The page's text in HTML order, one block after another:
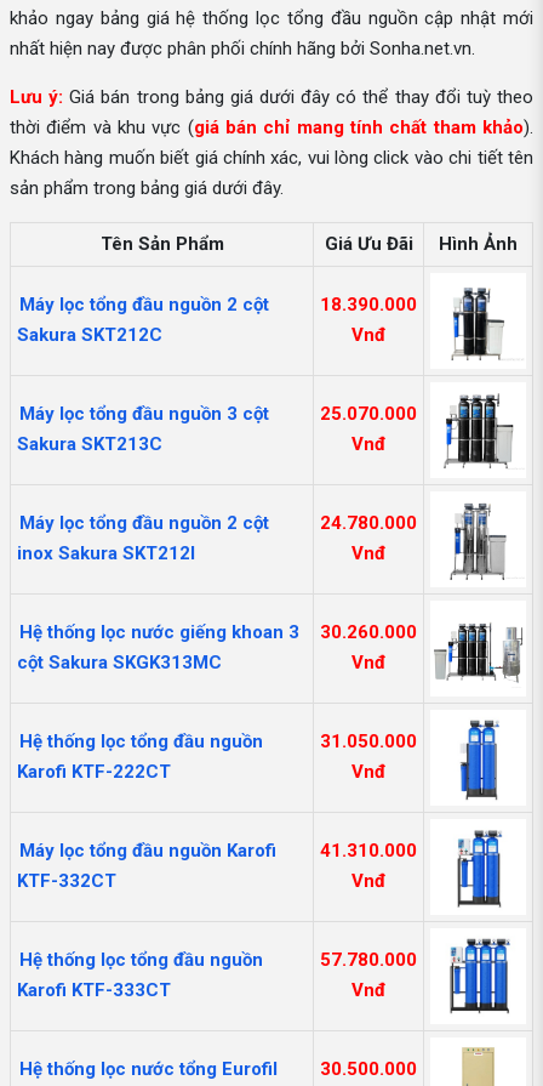
khảo ngay bảng giá hệ thống lọc tổng đầu nguồn cập nhật mới
nhất hiện nay được phân phối chính hãng bởi Sonha.net.vn.
Lưu ý: Giá bán trong bảng giá dưới đây có thể thay đổi tuỳ theo
thời điểm và khu vực (giá bán chỉ mang tính chất tham khảo).
Khách hàng muốn biết giá chính xác, vui lòng click vào chi tiết tên
sản phẩm trong bảng giá dưới đây.
Tên Sản Phẩm Giá Ưu Đãi Hình Ảnh
Máy lọc tổng đầu nguồn 2 cột
Sakura SKT212C
18.390.000
Vnđ
Máy lọc tổng đầu nguồn 3 cột
Sakura SKT213C
25.070.000
Vnđ
Máy lọc tổng đầu nguồn 2 cột
inox Sakura SKT212I
24.780.000
Vnđ
Hệ thống lọc nước giếng khoan 3
cột Sakura SKGK313MC
30.260.000
Vnđ
Hệ thống lọc tổng đầu nguồn
Karofi KTF-222CT
31.050.000
Vnđ
Máy lọc tổng đầu nguồn Karofi
KTF-332CT
41.310.000
Vnđ
Hệ thống lọc tổng đầu nguồn
Karofi KTF-333CT
57.780.000
Vnđ
Hệ thống lọc nước tổng Eurofil
30.500.000